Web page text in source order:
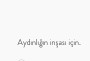
Aydınlığın inşası için.